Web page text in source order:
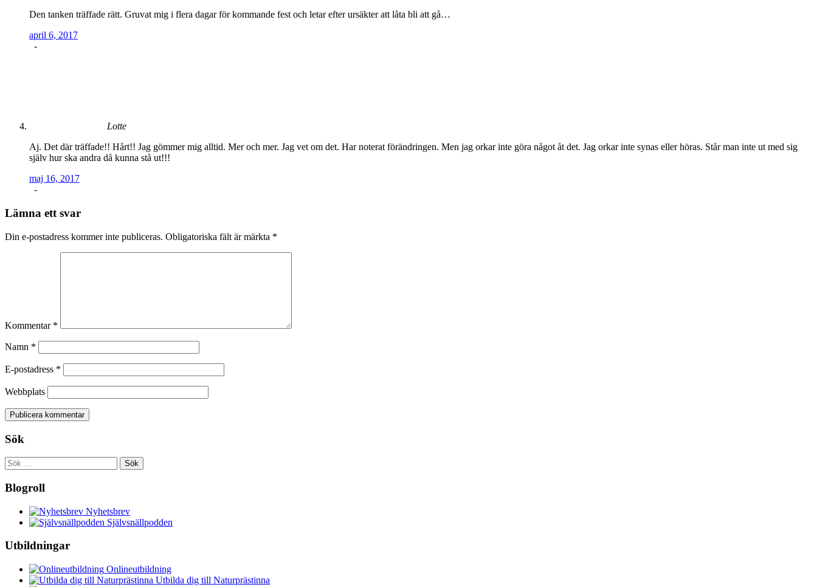
Den tanken träffade rätt. Gruvat mig i flera dagar för kommande fest och letar efter ursäkter att låta bli att gå…
april 6, 2017
-
Lotte
Aj. Det där träffade!! Hårt!! Jag gömmer mig alltid. Mer och mer. Jag vet om det. Har noterat förändringen. Men jag orkar inte göra något åt det. Jag orkar inte synas eller höras. Står man inte ut med sig
själv hur ska andra då kunna stå ut!!!
maj 16, 2017
-
Lämna ett svar
Din e-postadress kommer inte publiceras. Obligatoriska fält är märkta *
Kommentar *
Namn *
E-postadress *
Webbplats
Sök
Sök
efter:
Blogroll
Nyhetsbrev
Självsnällpodden
Utbildningar
Onlineutbildning
Utbilda dig till Naturprästinna